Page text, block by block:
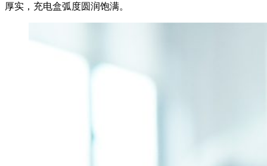
厚实，充电盒弧度圆润饱满。